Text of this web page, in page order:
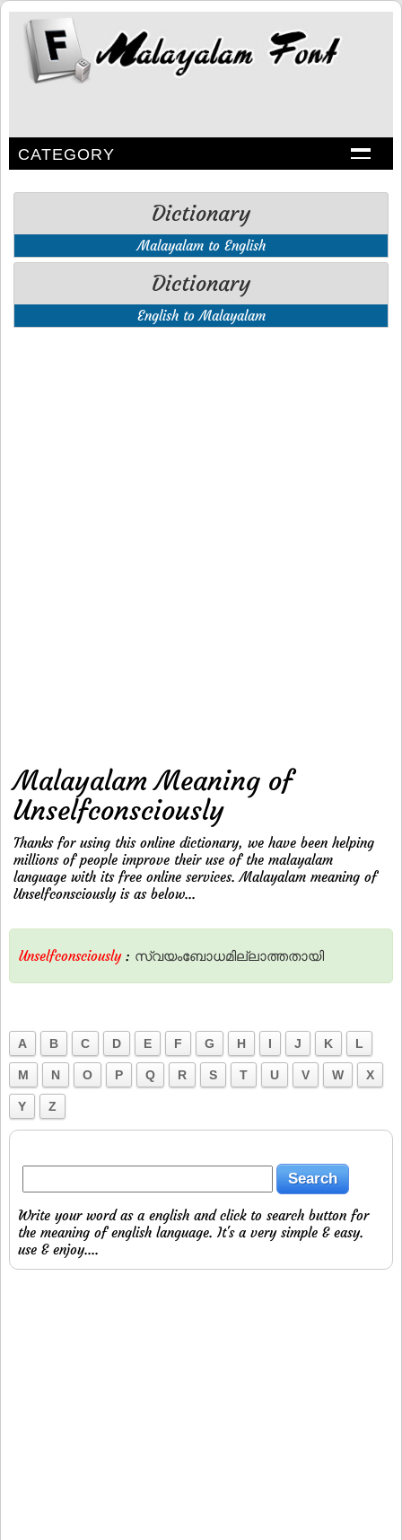
CATEGORY
Dictionary
Malayalam to English
Dictionary
English to Malayalam
Malayalam Meaning of
Unselfconsciously
Thanks for using this online dictionary, we have been helping
millions of people improve their use of the malayalam
language with its free online services. Malayalam meaning of
Unselfconsciously is as below...
Unselfconsciously: സ്വയംബോധമില്ലാത്തതായി
A B C D E F G H I J K L
M N O P Q R S T U V W X
Y Z
Write your word as a english and click to search button for
the meaning of english language. It's a very simple & easy.
use & enjoy....